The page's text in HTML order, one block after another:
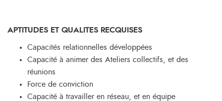
APTITUDES ET QUALITES RECQUISES
Capacités relationnelles développées
Capacité à animer des Ateliers collectifs, et des
réunions
Force de conviction
Capacité à travailler en réseau, et en équipe